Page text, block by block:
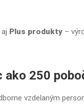
Plus produkty –
ako 250
vzdelaným